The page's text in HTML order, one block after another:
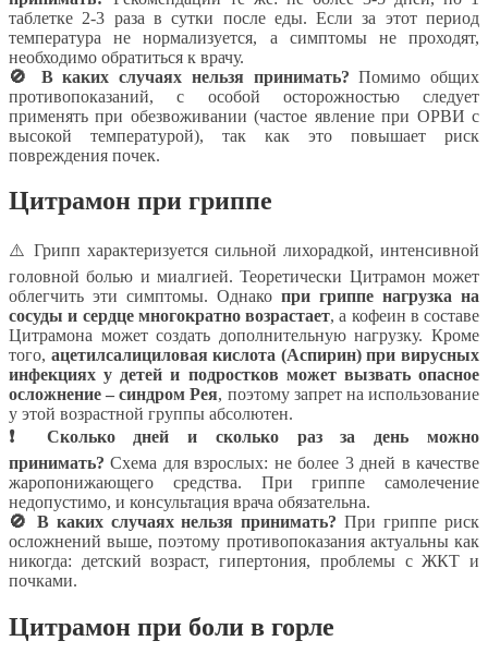
таблетке 2-3 раза в сутки после еды. Если за этот период
температура не нормализуется, а симптомы не проходят,
необходимо обратиться к врачу.
🚫 В каких случаях нельзя принимать? Помимо общих
противопоказаний, с особой осторожностью следует
применять при обезвоживании (частое явление при ОРВИ с
высокой температурой), так как это повышает риск
повреждения почек.
Цитрамон при гриппе
⚠️ Грипп характеризуется сильной лихорадкой, интенсивной
головной болью и миалгией. Теоретически Цитрамон может
облегчить эти симптомы. Однако при гриппе нагрузка на
сосуды и сердце многократно возрастает, а кофеин в составе
Цитрамона может создать дополнительную нагрузку. Кроме
того, ацетилсалициловая кислота (Аспирин) при вирусных
инфекциях у детей и подростков может вызвать опасное
осложнение – синдром Рея, поэтому запрет на использование
у этой возрастной группы абсолютен.
❗ Сколько дней и сколько раз за день можно
принимать? Схема для взрослых: не более 3 дней в качестве
жаропонижающего средства. При гриппе самолечение
недопустимо, и консультация врача обязательна.
🚫 В каких случаях нельзя принимать? При гриппе риск
осложнений выше, поэтому противопоказания актуальны как
никогда: детский возраст, гипертония, проблемы с ЖКТ и
почками.
Цитрамон при боли в горле